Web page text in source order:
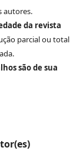
autores.
da revista
parcial ou total
são de sua